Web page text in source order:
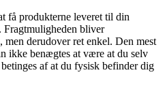
få produkterne leveret til din
Fragtmuligheden bliver
men derudover ret enkel. Den mest
ikke benægtes at være at du selv
af at du fysisk befinder dig